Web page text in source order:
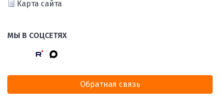
Карта сайта
МЫ В СОЦСЕТЯХ
Обратная связь